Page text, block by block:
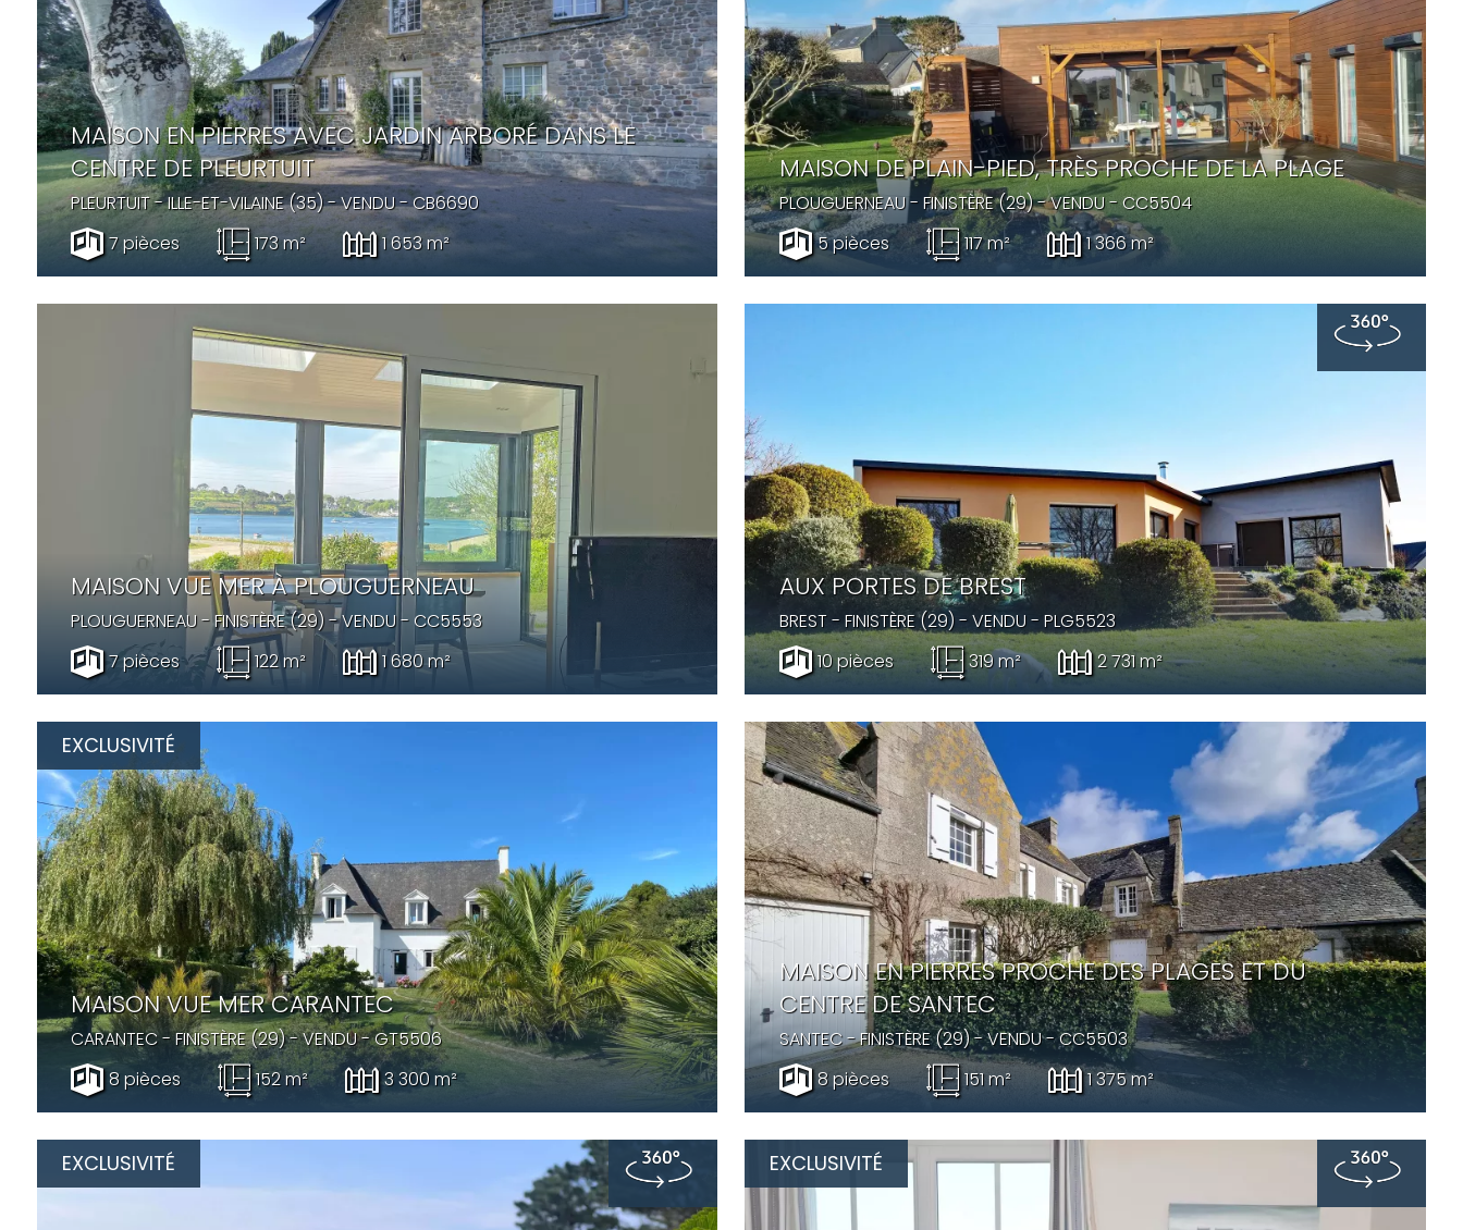
MAISON EN PIERRES AVEC JARDIN ARBORÉ DANS LE
CENTRE DE PLEURTUIT
PLEURTUIT- ILLE-ET-VILAINE (35) -VENDU- CB6690
7 pièces
173 m² 1 653 m²
MAISON DE PLAIN-PIED, TRÈS PROCHE DE LA PLAGE
PLOUGUERNEAU- FINISTÈRE (29) -VENDU- CC5504
5 pièces
117 m² 1 366 m²
MAISON VUE MER À PLOUGUERNEAU
PLOUGUERNEAU- FINISTÈRE (29) -VENDU- CC5553
7 pièces
122 m² 1 680 m²
AUX PORTES DE BREST
BREST- FINISTÈRE (29) -VENDU- PLG5523
10 pièces
319 m² 2 731 m²
MAISON VUE MER CARANTEC
CARANTEC- FINISTÈRE (29) -VENDU- GT5506
8 pièces
152 m² 3 300 m²
EXCLUSIVITÉ
MAISON EN PIERRES PROCHE DES PLAGES ET DU
CENTRE DE SANTEC
SANTEC- FINISTÈRE (29) -VENDU- CC5503
8 pièces
151 m² 1 375 m²
EXCLUSIVITÉ EXCLUSIVITÉ